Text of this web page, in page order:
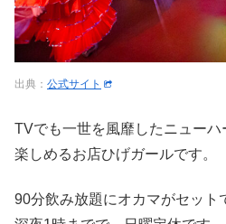
出典： 公式サイト
TVでも一世を風靡したニュー
楽しめるお店ひげガールです。
90分飲み放題にオカマがセット